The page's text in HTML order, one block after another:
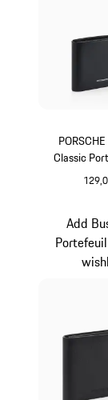
Classic
Add